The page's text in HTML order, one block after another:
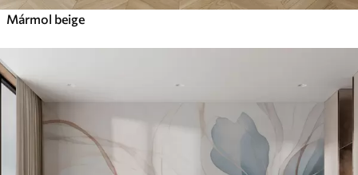
Mármol beige